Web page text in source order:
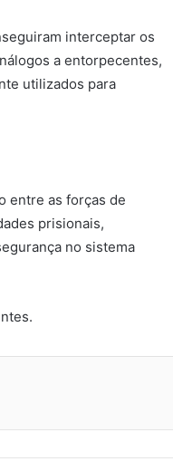
interceptar os
a entorpecentes,
utilizados para
entre as forças de
prisionais,
no sistema